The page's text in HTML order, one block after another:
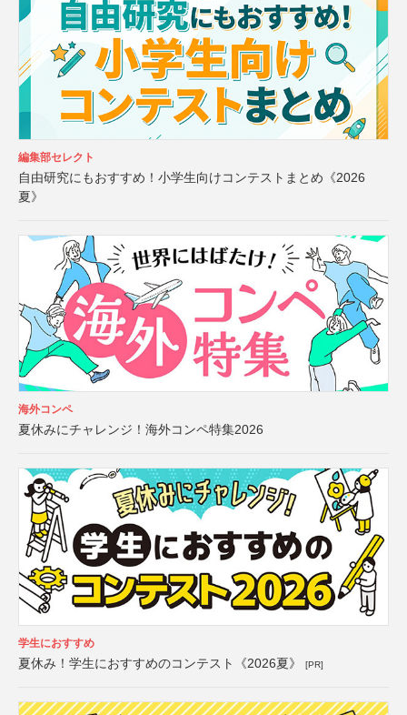
編集部セレクト
自由研究にもおすすめ！小学生向けコンテストまとめ《2026
夏》
海外コンペ
夏休みにチャレンジ！海外コンペ特集2026
学生におすすめ
夏休み！学生におすすめのコンテスト《2026夏》 [PR]